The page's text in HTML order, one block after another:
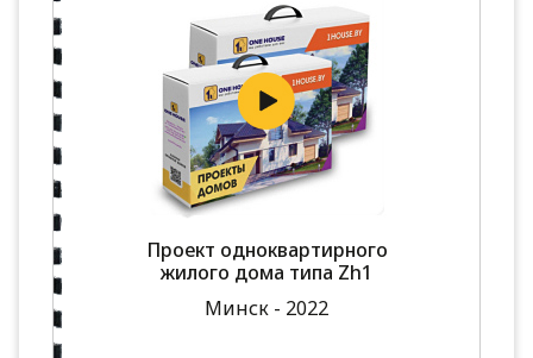
Проект одноквартирного
жилого дома типа Zh1
Минск - 2022